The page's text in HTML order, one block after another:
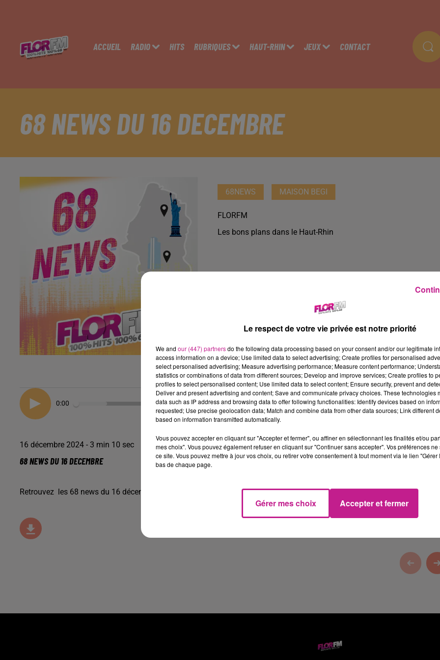
ACCUEIL RADIO HITS RUBRIQUES HAUT-RHIN JEUX CONTACT
68 NEWS DU 16 DECEMBRE
68NEWS MAISON BEGI
FLORFM
Les bons plans dans le Haut-Rhin
0:00 3 min 10
16 décembre 2024 - 3 min 10 sec
68 NEWS DU 16 DECEMBRE
Retrouvez les 68 news du 16 décembre avec , depuis 32 ans à votre service.
Le respect de votre vie privée est notre priorité
We and our (447) partnersdo the following data processing based on your consent and/or our legitimate
access information on a device; Use limited data to select advertising; Create profiles for personalised
select personalised advertising; Measure advertising performance; Measure content performance;
statistics or combinations of data from different sources; Develop and improve services; Create profiles to
profiles to select personalised content; Use limited data to select content; Ensure security, prevent and
Deliver and present advertising and content; Save and communicate privacy choices. These technologies
data such as IP address and browsing data to offer following functionalities: Identify devices based on
requested; Use precise geolocation data; Match and combine data from other data sources; Link different
based on information transmitted automatically.
Vous pouvez accepter en cliquant sur "Accepter et fermer", ou affiner en sélectionnant les finalités et/ou
mes choix". Vous pouvez également refuser en cliquant sur "Continuer sans accepter". Vos préférences
ce site. Vous pouvez mettre à jour vos choix, ou retirer votre consentement à tout moment via le lien
bas de chaque page.
Gérer mes choix Accepter et fermer